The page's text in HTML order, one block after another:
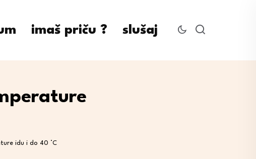
imaš priču ? slušaj
idu i do 40 °C